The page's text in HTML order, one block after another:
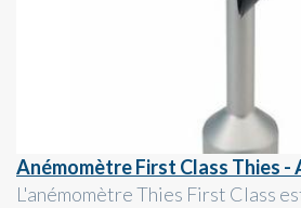
Anémomètre First Class Thies -
L'anémomètre Thies First Class